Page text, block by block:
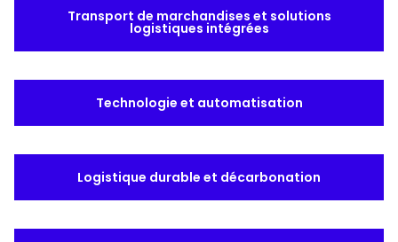
Transport de marchandises et solutions
logistiques intégrées
Technologie et automatisation
Logistique durable et décarbonation